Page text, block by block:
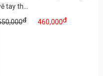
tay th...
đ 460,000đ